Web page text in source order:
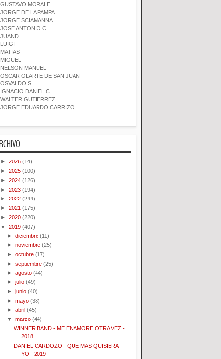
GUSTAVO MORALE
JORGE DE LA PAMPA
JORGE SCIAMANNA
JOSE ANTONIO C.
JUAND
LUIGI
MATIAS
MIGUEL
NELSON MANUEL
OSCAR OLARTE DE SAN JUAN
OSVALDO S.
IGNACIO DANIEL C.
WALTER GUTIERREZ
JORGE EDUARDO CARRIZO
► 2026 (14)
► 2025 (100)
► 2024 (126)
► 2023 (194)
► 2022 (244)
► 2021 (175)
► 2020 (220)
▼ 2019 (407)
►diciembre (11)
►noviembre (25)
►octubre (17)
►septiembre (25)
►agosto (44)
►julio (49)
►junio (40)
►mayo (38)
►abril (45)
▼marzo (44)
WINNER BAND - ME ENAMORE OTRA VEZ -
2018
DANIEL CARDOZO - QUE MAS QUISIERA
YO - 2019